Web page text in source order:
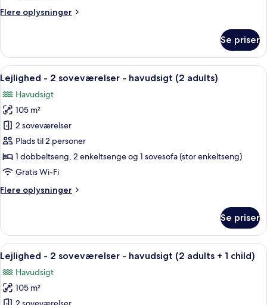
havudsigt
+
3
children)
Flere oplysninger
Flere
-
soveværelser
havudsigt
(1
adult
+
3
children)
Se priser
Indlæs
alle
billeder
af
Lejlighed
-
2
soveværelser
havudsigt
2 soveværelser, pengeskab på
10
Lejlighed - 2 soveværelser - havudsigt (2 adults)
Havudsigt
105 m²
2 soveværelser
Plads til 2 personer
1 dobbeltseng, 2 enkeltsenge og 1 sovesofa (stor enkeltseng)
Gratis Wi-Fi
Flere oplysninger
Flere
-
soveværelser
havudsigt
(2
adults)
Se priser
Indlæs
alle
billeder
af
2 soveværelser, pengeskab på
10
Lejlighed - 2 soveværelser - havudsigt (2 adults + 1 child)
Havudsigt
105 m²